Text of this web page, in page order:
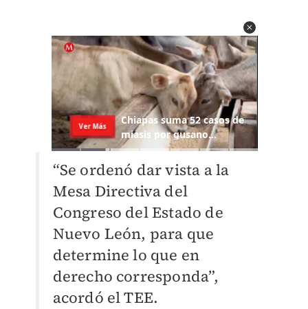
“Se ordenó dar vista a la
Mesa Directiva del
Congreso del Estado de
Nuevo León, para que
determine lo que en
derecho corresponda”,
acordó el TEE.